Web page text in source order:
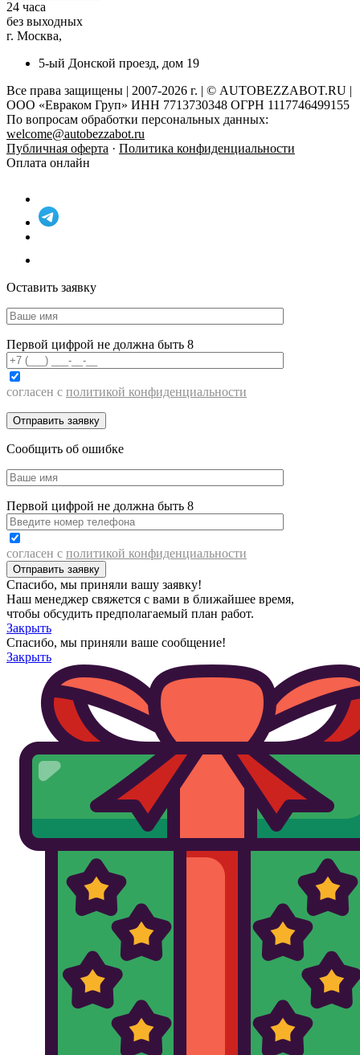
24 часа
без выходных
г. Москва,
5-ый Донской проезд, дом 19
Все права защищены | 2007-2026 г. | © AUTOBEZZABOT.RU |
ООО «Евраком Груп» ИНН 7713730348 ОГРН 1117746499155
По вопросам обработки персональных данных:
welcome@autobezzabot.ru
Публичная оферта · Политика конфиденциальности
Оплата онлайн
Оставить заявку
Первой цифрой не должна быть 8
согласен с политикой конфиденциальности
Сообщить об ошибке
Первой цифрой не должна быть 8
согласен с политикой конфиденциальности
Спасибо, мы приняли вашу заявку!
Наш менеджер свяжется с вами в ближайшее время,
чтобы обсудить предполагаемый план работ.
Закрыть
Спасибо, мы приняли ваше сообщение!
Закрыть